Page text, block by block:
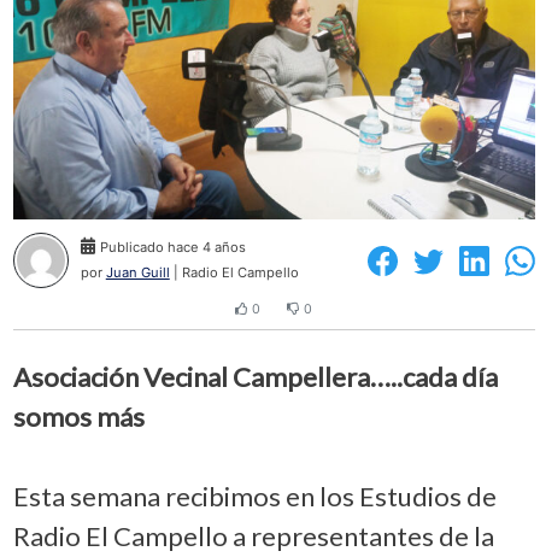
Publicado hace 4 años
por Juan Guill | Radio El Campello
0 0
Asociación Vecinal Campellera…..cada día
somos más
Esta semana recibimos en los Estudios de
Radio El Campello a representantes de la